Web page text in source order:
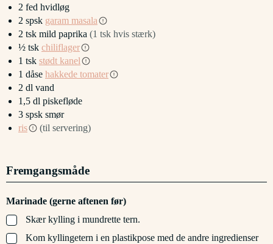
2 fed hvidløg
2 spsk garam masala
2 tsk mild paprika (1 tsk hvis stærk)
½ tsk chiliflager
1 tsk stødt kanel
1 dåse hakkede tomater
2 dl vand
1,5 dl piskefløde
3 spsk smør
ris
(til servering)
Fremgangsmåde
Marinade (gerne aftenen før)
▢
Skær kylling i mundrette tern.
▢
Kom kyllingetern i en plastikpose med de andre ingredienser